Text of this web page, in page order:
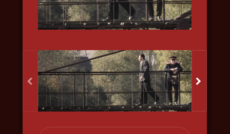
2012, криминал, боевик